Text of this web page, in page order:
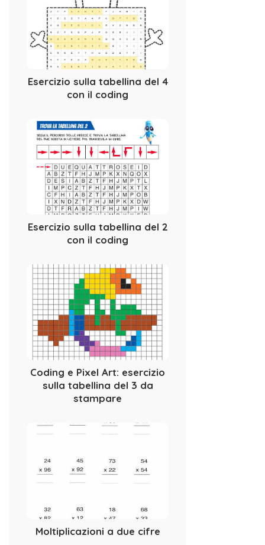
Esercizio sulla tabellina del 4
con il coding
Esercizio sulla tabellina del 2
con il coding
Coding e Pixel Art: esercizio
sulla tabellina del 3 da
stampare
Moltiplicazioni a due cifre